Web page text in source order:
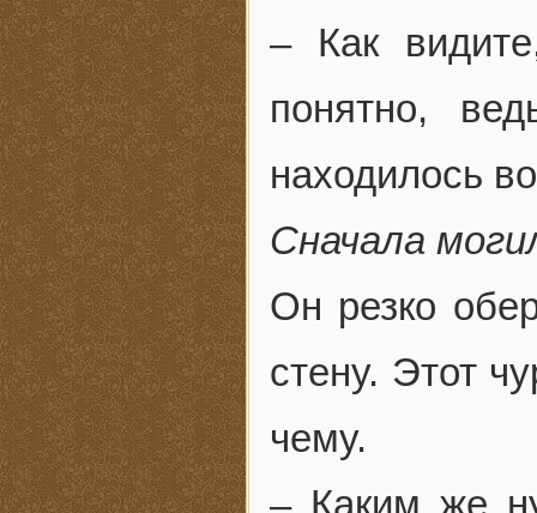
– Как
понятно,
находилось
Сначала
Он резко
стену. Этот
чему.
– Каким же